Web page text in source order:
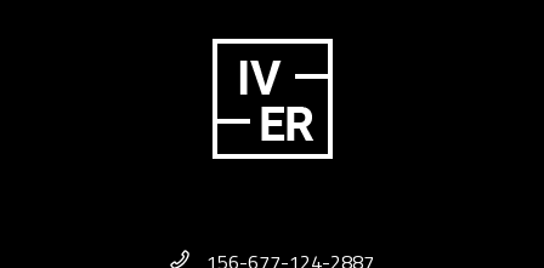
156-677-124-2887